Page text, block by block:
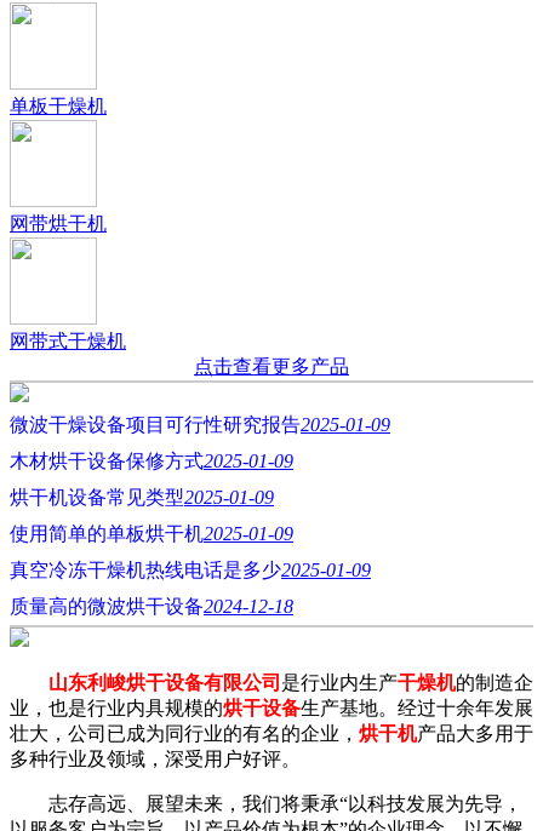
单板干燥机
网带烘干机
网带式干燥机
点击查看更多产品
微波干燥设备项目可行性研究报告2025-01-09
木材烘干设备保修方式2025-01-09
烘干机设备常见类型2025-01-09
使用简单的单板烘干机2025-01-09
真空冷冻干燥机热线电话是多少2025-01-09
质量高的微波烘干设备2024-12-18
山东利峻烘干设备有限公司 是行业内生产干燥机的制造企
业，也是行业内具规模的烘干设备生产基地。经过十余年发展
壮大，公司已成为同行业的有名的企业， 烘干机产品大多用于
多种行业及领域，深受用户好评。
志存高远、展望未来，我们将秉承“以科技发展为先导，